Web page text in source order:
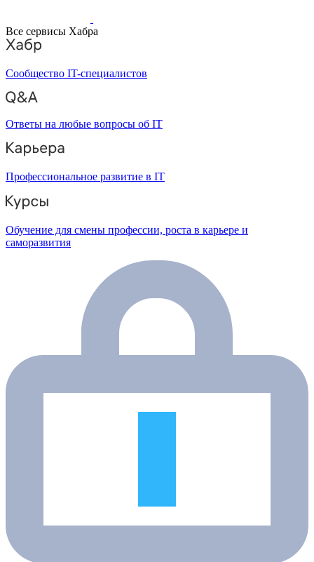
Все сервисы Хабра
Сообщество IT-специалистов
Ответы на любые вопросы об IT
Профессиональное развитие в IT
Обучение для смены профессии, роста в карьере и
саморазвития